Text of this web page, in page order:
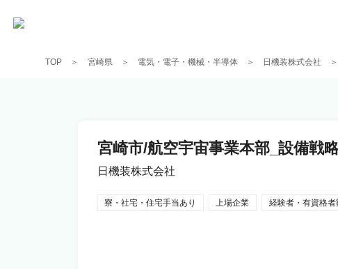
TOP 宮崎県 電気・電子・機械・半導体 日機装株式会社
日機装株式会社
宮崎市/航空宇宙事業本部_設備戦
寮・社宅・住宅手当あり 上場企業 経験者・有資格者